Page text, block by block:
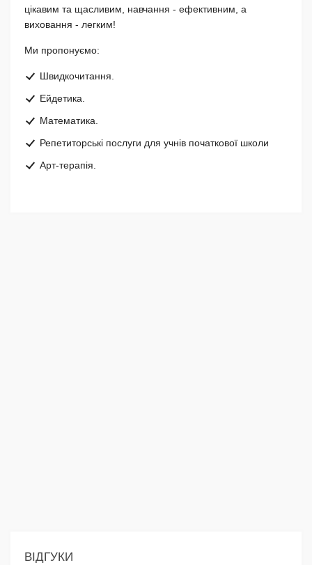
цікавим та щасливим, навчання - ефективним, а
виховання - легким!
Ми пропонуємо:
Швидкочитання.
Ейдетика.
Математика.
Репетиторські послуги для учнів початкової школи
Арт-терапія.
ВІДГУКИ